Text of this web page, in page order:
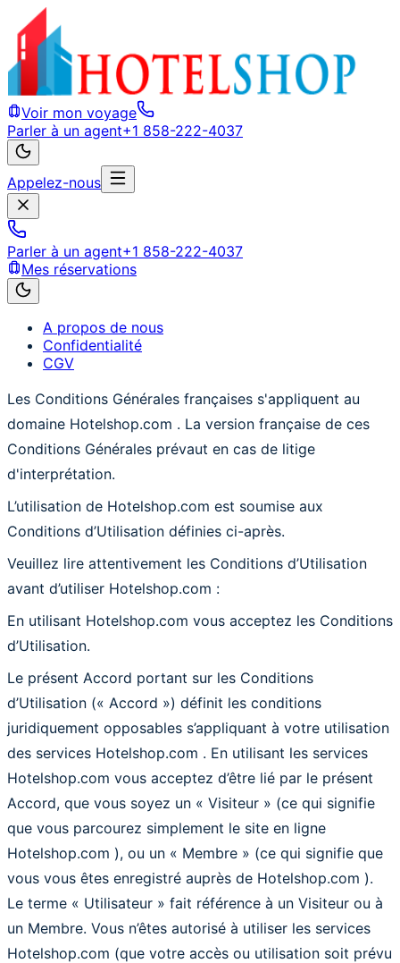
Voir mon voyage
Parler à un agent+1 858-222-4037
Appelez-nous
Parler à un agent+1 858-222-4037
Mes réservations
A propos de nous
Confidentialité
CGV
Les Conditions Générales françaises s'appliquent au
domaine Hotelshop.com . La version française de ces
Conditions Générales prévaut en cas de litige
d'interprétation.
L’utilisation de Hotelshop.com est soumise aux
Conditions d’Utilisation définies ci-après.
Veuillez lire attentivement les Conditions d’Utilisation
avant d’utiliser Hotelshop.com :
En utilisant Hotelshop.com vous acceptez les Conditions
d’Utilisation.
Le présent Accord portant sur les Conditions
d’Utilisation (« Accord ») définit les conditions
juridiquement opposables s’appliquant à votre utilisation
des services Hotelshop.com . En utilisant les services
Hotelshop.com vous acceptez d’être lié par le présent
Accord, que vous soyez un « Visiteur » (ce qui signifie
que vous parcourez simplement le site en ligne
Hotelshop.com ), ou un « Membre » (ce qui signifie que
vous vous êtes enregistré auprès de Hotelshop.com ).
Le terme « Utilisateur » fait référence à un Visiteur ou à
un Membre. Vous n’êtes autorisé à utiliser les services
Hotelshop.com (que votre accès ou utilisation soit prévu